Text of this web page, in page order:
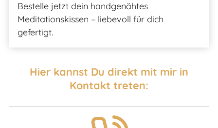
Bestelle jetzt dein handgenähtes
Meditationskissen – liebevoll für dich
gefertigt.
Hier kannst Du direkt mit mir in
Kontakt treten: